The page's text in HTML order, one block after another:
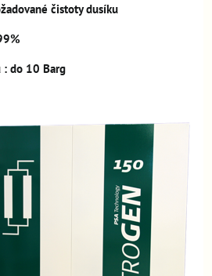
čistoty dusíku
: do 10 Barg